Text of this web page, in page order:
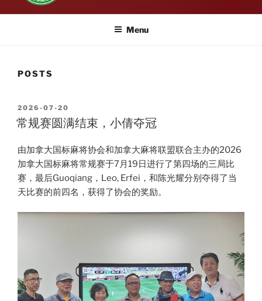
Menu
POSTS
POSTED
ON
2026-07-20
常规赛圆满结束，小倩夺冠
由加拿大国标麻将协会和加拿大麻将联盟联合主办的2026
加拿大国标麻将常规赛于7月19日进行了第四场的三局比
赛，最后Guoqiang，Leo, Erfei，和陈光耀分别夺得了当
天比赛的前四名，获得了协会的奖励。